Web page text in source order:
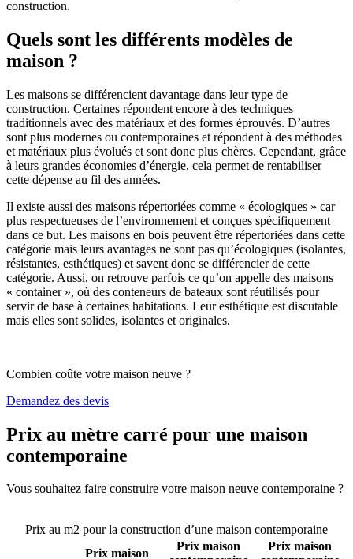
construction.
Quels sont les différents modèles de
maison ?
Les maisons se différencient davantage dans leur type de
construction. Certaines répondent encore à des techniques
traditionnels avec des matériaux et des formes éprouvés. D’autres
sont plus modernes ou contemporaines et répondent à des méthodes
et matériaux plus évolués et sont donc plus chères. Cependant, grâce
à leurs grandes économies d’énergie, cela permet de rentabiliser
cette dépense au fil des années.
Il existe aussi des maisons répertoriées comme « écologiques » car
plus respectueuses de l’environnement et conçues spécifiquement
dans ce but. Les maisons en bois peuvent être répertoriées dans cette
catégorie mais leurs avantages ne sont pas qu’écologiques (isolantes,
résistantes, esthétiques) et savent donc se différencier de cette
catégorie. Aussi, on retrouve parfois ce qu’on appelle des maisons
« container », où des conteneurs de bateaux sont réutilisés pour
servir de base à certaines habitations. Leur esthétique est discutable
mais elles sont solides, isolantes et originales.
Combien coûte votre maison neuve ?
Demandez des devis
Prix au mètre carré pour une maison
contemporaine
Vous souhaitez faire construire votre maison neuve contemporaine ?
Prix au m2 pour la construction d’une maison contemporaine
Prix maison
Prix maison
Prix maison